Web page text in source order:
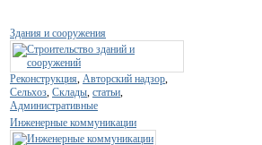
Здания и сооружения
Реконструкция Авторский надзор
Сельхоз Склады статьи
Административные
Инженерные коммуникации